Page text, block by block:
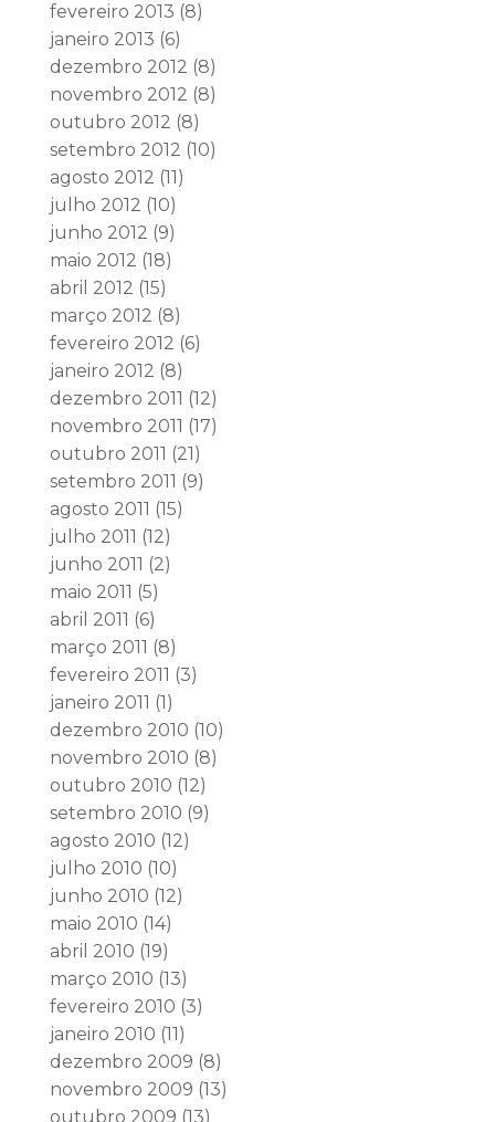
fevereiro 2013 (8)
janeiro 2013 (6)
dezembro 2012 (8)
novembro 2012 (8)
outubro 2012 (8)
setembro 2012 (10)
agosto 2012 (11)
julho 2012 (10)
junho 2012 (9)
maio 2012 (18)
abril 2012 (15)
março 2012 (8)
fevereiro 2012 (6)
janeiro 2012 (8)
dezembro 2011 (12)
novembro 2011 (17)
outubro 2011 (21)
setembro 2011 (9)
agosto 2011 (15)
julho 2011 (12)
junho 2011 (2)
maio 2011 (5)
abril 2011 (6)
março 2011 (8)
fevereiro 2011 (3)
janeiro 2011 (1)
dezembro 2010 (10)
novembro 2010 (8)
outubro 2010 (12)
setembro 2010 (9)
agosto 2010 (12)
julho 2010 (10)
junho 2010 (12)
maio 2010 (14)
abril 2010 (19)
março 2010 (13)
fevereiro 2010 (3)
janeiro 2010 (11)
dezembro 2009 (8)
novembro 2009 (13)
outubro 2009 (13)